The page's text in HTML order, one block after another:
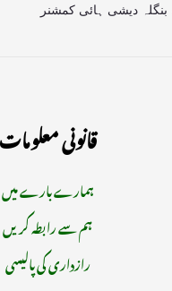
بنگلہ دیشی ہائی کمشنر
قانونی معلومات
ہمارے بارے میں
ہم سے رابطہ کریں
رازداری کی پالیسی